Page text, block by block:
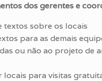
dos gerentes e
textos sobre os locais
para as demais
ou não ao projeto de
locais para visitas